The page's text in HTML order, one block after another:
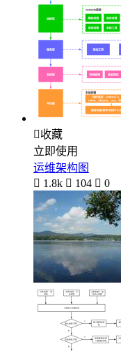
收藏
立即使用
运维架构图
 1.8k  104  0